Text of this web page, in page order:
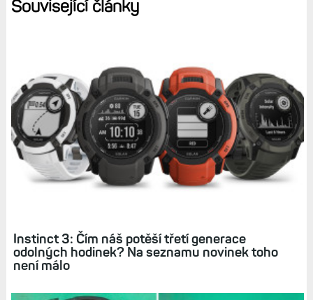
je neuvěřitelně užraný a naprosto zásadně snižuje výdrž
Diskuse k článku (6)
Tagy: INSTINCT 3 FENIX 8 AMOLED